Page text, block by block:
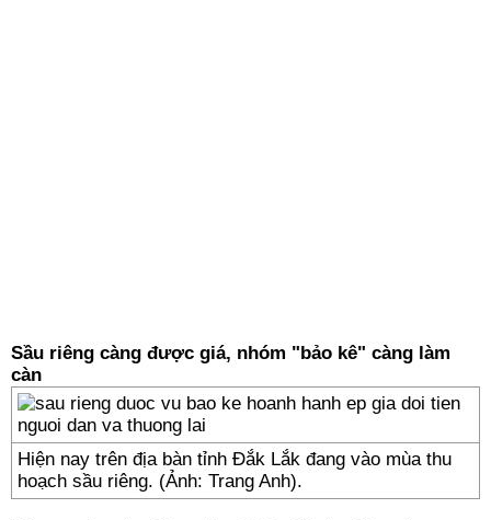
Sầu riêng càng được giá, nhóm "bảo kê" càng làm
càn
Hiện nay trên địa bàn tỉnh Đắk Lắk đang vào mùa thu
hoạch sầu riêng. (Ảnh: Trang Anh).